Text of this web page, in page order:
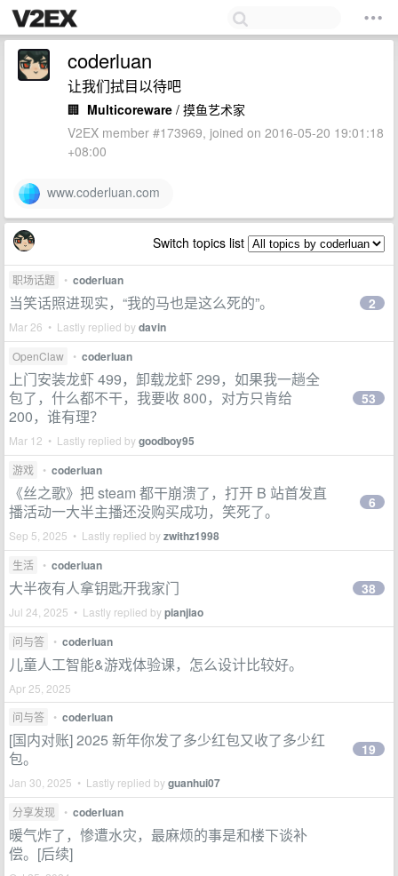
coderluan
让我们拭目以待吧
🏢 Multicoreware / 摸鱼艺术家
V2EX member #173969, joined on 2016-05-20 19:01:18
+08:00
www.coderluan.com
Switch topics list
职场话题 • coderluan
当笑话照进现实，“我的马也是这么死的”。
Mar 26 • Lastly replied bydavin
2
OpenClaw • coderluan
上门安装龙虾 499，卸载龙虾 299，如果我一趟全
包了，什么都不干，我要收 800，对方只肯给
200，谁有理？
Mar 12 • Lastly replied bygoodboy95
53
游戏 • coderluan
《丝之歌》把 steam 都干崩溃了，打开 B 站首发直
播活动一大半主播还没购买成功，笑死了。
Sep 5, 2025 • Lastly replied byzwithz1998
6
生活 • coderluan
大半夜有人拿钥匙开我家门
Jul 24, 2025 • Lastly replied bypianjiao
38
问与答 • coderluan
儿童人工智能&游戏体验课，怎么设计比较好。
Apr 25, 2025
问与答
• coderluan
[国内对账] 2025 新年你发了多少红包又收了多少红
包。
Jan 30, 2025 • Lastly replied byguanhui07
19
分享发现 • coderluan
暖气炸了，惨遭水灾，最麻烦的事是和楼下谈补
偿。[后续]